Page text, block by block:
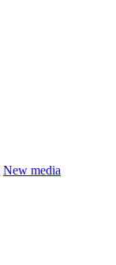
New media